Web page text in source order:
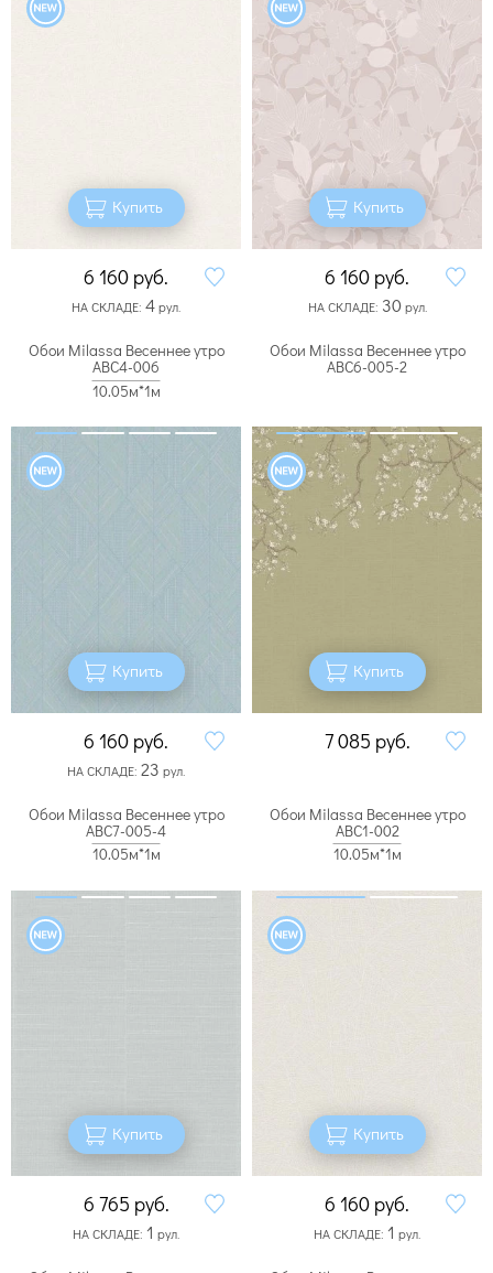
Купить
6 160 руб.
НА СКЛАДЕ: 4рул.
Купить
6 160 руб.
НА СКЛАДЕ: 30рул.
Обои Milassa Весеннее утро
ABC4-006
10.05м*1м
Купить
6 160 руб.
НА СКЛАДЕ: 23 рул.
Обои Milassa Весеннее утро
ABC6-005-2
Купить
7 085 руб.
Обои Milassa Весеннее утро
ABC7-005-4
10.05м*1м
Купить
6 765 руб.
НА СКЛАДЕ: 1 рул.
Обои Milassa Весеннее утро
ABC1-002
10.05м*1м
Купить
6 160 руб.
НА СКЛАДЕ: 1 рул.